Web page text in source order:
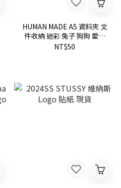
HUMAN MADE A5 資料夾 文
件收納 迷彩 兔子 狗狗 愛心
鴨子
NT$50